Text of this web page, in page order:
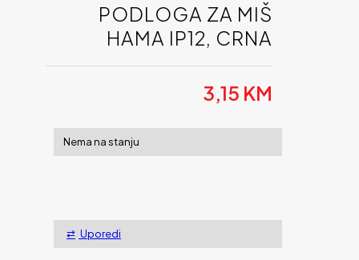
PODLOGA ZA MIŠ
HAMA IP12, CRNA
3,15 KM
Nema na stanju
Uporedi